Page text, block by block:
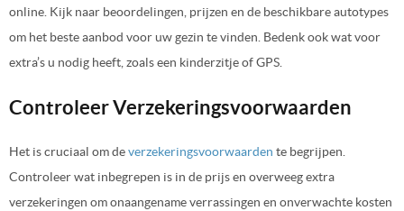
online. Kijk naar beoordelingen, prijzen en de beschikbare autotypes
om het beste aanbod voor uw gezin te vinden. Bedenk ook wat voor
extra’s u nodig heeft, zoals een kinderzitje of GPS.
Controleer Verzekeringsvoorwaarden
Het is cruciaal om deverzekeringsvoorwaarden te begrijpen.
Controleer wat inbegrepen is in de prijs en overweeg extra
verzekeringen om onaangename verrassingen en onverwachte kosten